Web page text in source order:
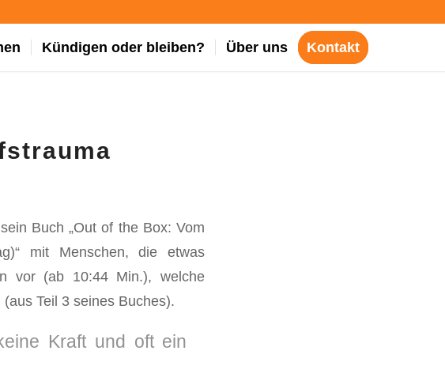
Kündigen oder bleiben? Über uns Kontakt
Buch „Out of the Box: Vom
mit Menschen, die etwas
vor (ab 10:44 Min.), welche
Teil 3 seines Buches).
Kraft und oft ein